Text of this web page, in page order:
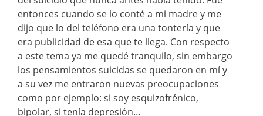
entonces cuando se lo conté a mi madre y me
dijo que lo del teléfono era una tontería y que
era publicidad de esa que te llega. Con respecto
a este tema ya me quedé tranquilo, sin embargo
los pensamientos suicidas se quedaron en mí y
a su vez me entraron nuevas preocupaciones
como por ejemplo: si soy esquizofrénico,
bipolar, si tenía depresión…